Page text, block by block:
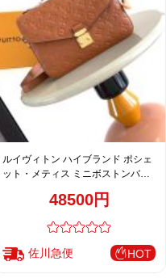
ルイヴィトン ハイブランド ポシェ
ット・メティス ミニボストンバッ
レザー 上品仕上げ M41487
48500円
佐川急便 HOT